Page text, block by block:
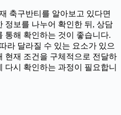
축구반티를 알아보고 있다면
정보를 나누어 확인한 뒤, 상담
통해 확인하는 것이 좋습니다.
라 달라질 수 있는 요소가 있으
현재 조건을 구체적으로 전달하
다시 확인하는 과정이 필요합니